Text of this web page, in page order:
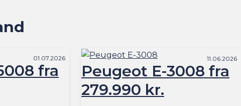
01.07.2026
fra
11.06.2026
Peugeot E-3008 fra
279.990 kr.